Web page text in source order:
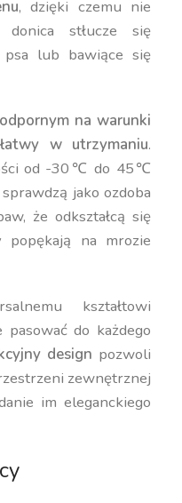
, dzięki czemu nie
stłucze się
lub bawiące się
odpornym na warunki
łatwy w utrzymaniu.
od -30℃ do 45℃
jako ozdoba
że odkształcą się
na mrozie
kształtowi
do każdego
design pozwoli
zewnętrznej
im eleganckiego